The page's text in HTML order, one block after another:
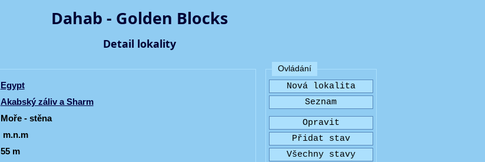
Dahab - Golden Blocks
Detail lokality
Ovládání
Egypt
Akabský záliv a Sharm
Moře - stěna
m.n.m
55 m